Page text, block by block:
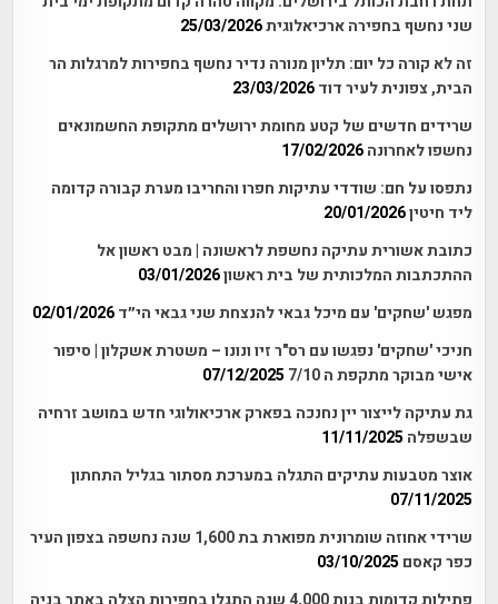
שני נחשף בחפירה ארכיאלוגית25/03/2026
זה לא קורה כל יום: תליון מנורה נדיר נחשף בחפירות למרגלות הר
הבית, צפונית לעיר דוד 23/03/2026
שרידים חדשים של קטע מחומת ירושלים מתקופת החשמונאים
נחשפו לאחרונה 17/02/2026
נתפסו על חם: שודדי עתיקות חפרו והחריבו מערת קבורה קדומה
ליד חיטין20/01/2026
כתובת אשורית עתיקה נחשפת לראשונה | מבט ראשון אל
ההתכתבות המלכותית של בית ראשון03/01/2026
מפגש 'שחקים' עם מיכל גבאי להנצחת שני גבאי הי״ד 02/01/2026
חניכי 'שחקים' נפגשו עם רס"ר זיו ונונו – משטרת אשקלון | סיפור
אישי מבוקר מתקפת ה 7/10
07/12/2025
גת עתיקה לייצור יין נחנכה בפארק ארכיאולוגי חדש במושב זרחיה
שבשפלה 11/11/2025
אוצר מטבעות עתיקים התגלה במערכת מסתור בגליל התחתון
07/11/2025
שרידי אחוזה שומרונית מפוארת בת 1,600 שנה נחשפה בצפון העיר
כפר קאסם 03/10/2025